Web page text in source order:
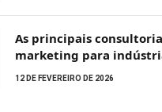
As principais
marketing para
12 DE FEVEREIRO DE 2026